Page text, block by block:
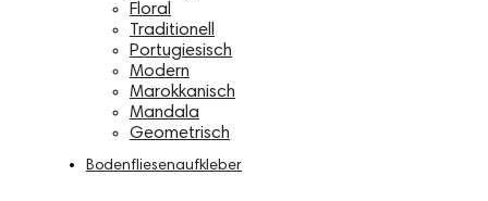
Floral
Traditionell
Portugiesisch
Modern
Marokkanisch
Mandala
Geometrisch
Bodenfliesenaufkleber